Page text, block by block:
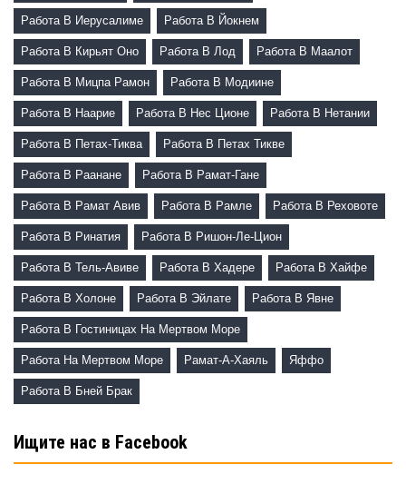
Работа В Иерусалиме Работа В Йокнем
Работа В Кирьят Оно Работа В Лод Работа В Маалот
Работа В Мицпа Рамон Работа В Модиине
Работа В Наарие Работа В Нес Ционе Работа В Нетании
Работа В Петах-Тиква Работа В Петах Тикве
Работа В Раанане Работа В Рамат-Гане
Работа В Рамат Авив Работа В Рамле Работа В Реховоте
Работа В Ринатия Работа В Ришон-Ле-Цион
Работа В Тель-Авиве Работа В Хадере Работа В Хайфе
Работа В Холоне Работа В Эйлате Работа В Явне
Работа В Гостиницах На Мертвом Море
Работа На Мертвом Море Рамат-А-Хаяль Яффо
Работа В Бней Брак
Ищите нас в Facebook